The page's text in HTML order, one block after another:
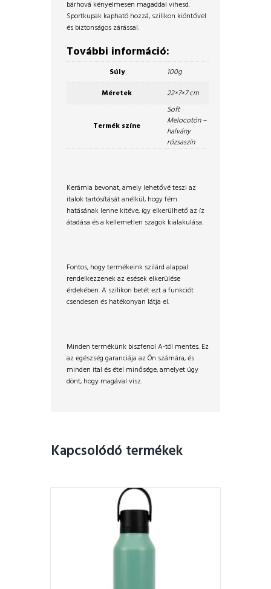
bárhová kényelmesen magaddal vihesd.
Sportkupak kapható hozzá, szilikon kiöntővel
és biztonságos zárással.
További információ:
Súly
100g
Méretek
22×7×7 cm
Termék színe
Soft
Melocotón –
halvány
rózsaszín
Kerámia bevonat, amely lehetővé teszi az
italok tartósítását anélkül, hogy fém
hatásának lenne kitéve, így elkerülhető az íz
átadása és a kellemetlen szagok kialakulása.
Fontos, hogy termékeink szilárd alappal
rendelkezzenek az esések elkerülése
érdekében. A szilikon betét ezt a funkciót
csendesen és hatékonyan látja el.
Minden termékünk biszfenol A-tól mentes. Ez
az egészség garanciája az Ön számára, és
minden ital és étel minősége, amelyet úgy
dönt, hogy magával visz.
Kapcsolódó termékek